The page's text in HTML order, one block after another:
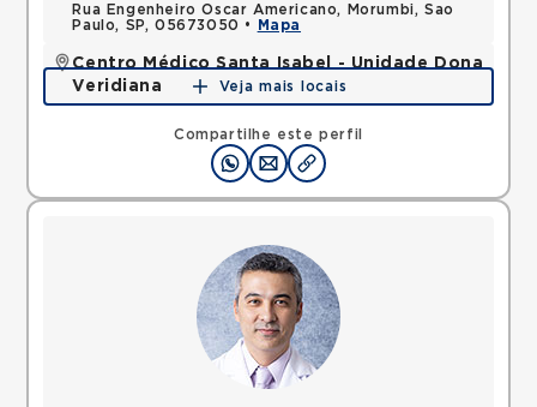
Compartilhe este perfil
Rua Engenheiro Oscar Americano, Morumbi, Sao
Paulo, SP, 05673050 •
Mapa
Centro Médico Santa Isabel - Unidade Dona
Veridiana
Rua Dona Veridiana, Vila Buarque, Sao Paulo, SP,
Mapa
Veja mais locais